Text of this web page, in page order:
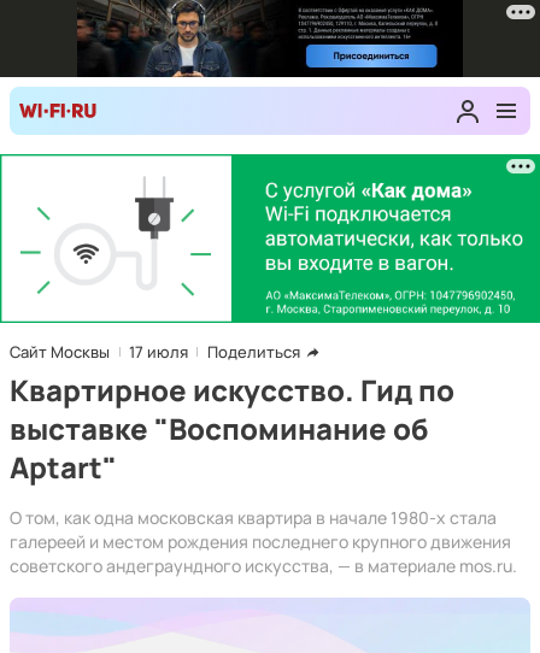
Сайт Москвы 17 июля Поделиться
Квартирное искусство. Гид по
выставке "Воспоминание об
Aptart"
О том, как одна московская квартира в начале 1980-х стала
галереей и местом рождения последнего крупного движения
советского андеграундного искусства, — в материале mos.ru.